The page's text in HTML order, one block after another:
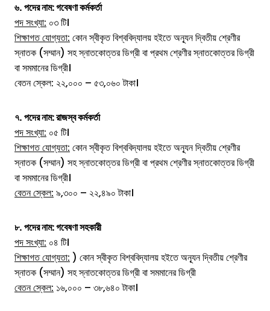
৬.পদের নাম:গবেষণা কর্মকর্তা
পদ সংখ্যা: ০৩ টি।
শিক্ষাগত যোগ্যতা: কোন স্বীকৃত বিশ্ববিদ্যালয় হইতে অন্যূন দ্বিতীয় শ্রেণীর
স্নাতক (সম্মান) সহ স্নাতকোত্তর ডিগ্রী বা প্রথম শ্রেণীর স্নাতকোত্তর ডিগ্রী
বা সমমানের ডিগ্রী।
বেতন স্কেল: ২২,০০০ – ৫৩,০৬০ টাকা।
৭.পদের নাম:রাজস্ব কর্মকর্তা
পদ সংখ্যা: ০৫ টি।
শিক্ষাগত যোগ্যতা: কোন স্বীকৃত বিশ্ববিদ্যালয় হইতে অন্যূন দ্বিতীয় শ্রেণীর
স্নাতক (সম্মান) সহ স্নাতকোত্তর ডিগ্রী বা প্রথম শ্রেণীর স্নাতকোত্তর ডিগ্রী
বা সমমানের ডিগ্রী।
বেতন স্কেল: ৯,৩০০ – ২২,৪৯০ টাকা।
৮.পদের নাম:গবেষণা সহকারী
পদ সংখ্যা: ০৪ টি।
শিক্ষাগত যোগ্যতা: ) কোন স্বীকৃত বিশ্ববিদ্যালয় হইতে অন্যূন দ্বিতীয় শ্রেণীর
স্নাতক (সম্মান) সহ স্নাতকোত্তর ডিগ্রী বা সমমানের ডিগ্রী
বেতন স্কেল: ১৬,০০০ – ৩৮,৬৪০ টাকা।